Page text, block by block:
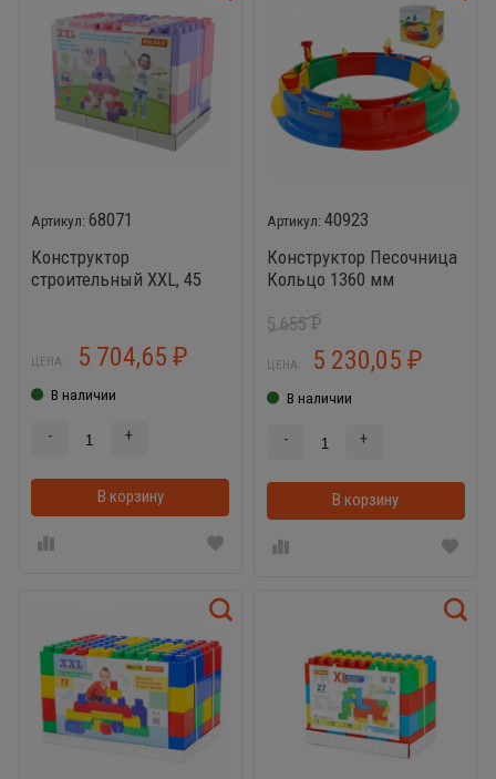
68071
Конструктор
строительный XXL, 45
элементов) Wader 68071
ЦЕНА: 5 704,65 ₽
В наличии
- +
В корзину В корзинке
40923
Конструктор Песочница
Кольцо 1360 мм
5 655₽
ЦЕНА: 5 230,05₽
В наличии
- +
В корзину